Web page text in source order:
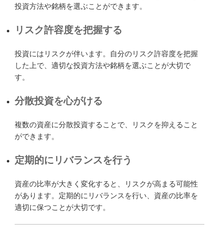
投資方法や銘柄を選ぶことができます。
リスク許容度を把握する
投資にはリスクが伴います。自分のリスク許容度を把握
した上で、適切な投資方法や銘柄を選ぶことが大切で
す。
分散投資を心がける
複数の資産に分散投資することで、リスクを抑えること
ができます。
定期的にリバランスを行う
資産の比率が大きく変化すると、リスクが高まる可能性
があります。定期的にリバランスを行い、資産の比率を
適切に保つことが大切です。